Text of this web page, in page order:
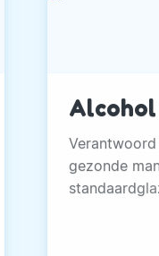
gezonde